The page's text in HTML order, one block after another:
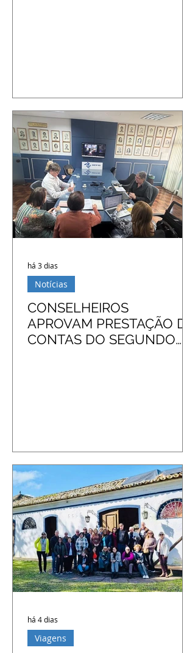
CONSELHEIROS
APROVAM PRESTAÇÃO DE
CONTAS DO SEGUNDO
Notícias
há 3 dias
Viagens
há 4 dias